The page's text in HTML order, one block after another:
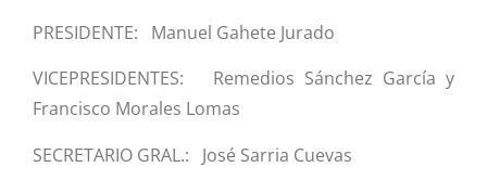
PRESIDENTE: Manuel Gahete Jurado
VICEPRESIDENTES: Remedios Sánchez García y
Francisco Morales Lomas
SECRETARIO GRAL.: José Sarria Cuevas